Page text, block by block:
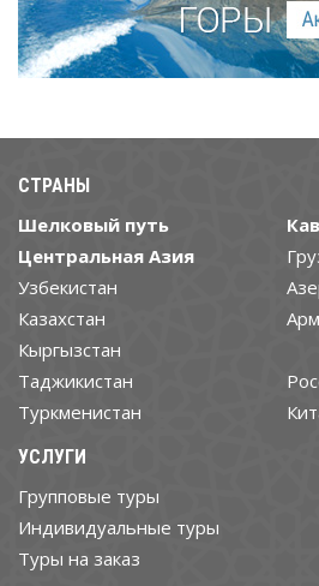
СТРАНЫ
Шелковый путь
Центральная Азия
Узбекистан
Казахстан
Кыргызстан
Таджикистан
Туркменистан
УСЛУГИ
Групповые туры
Индивидуальные туры
Туры на заказ